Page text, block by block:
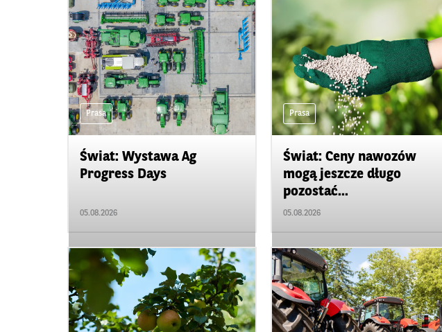
Prasa
Świat: Wystawa Ag
Progress Days
05.08.2026
Prasa
Świat: Ceny nawozów
mogą jeszcze długo
pozostać...
05.08.2026